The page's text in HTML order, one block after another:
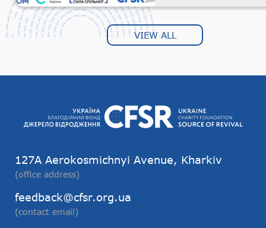
VIEW ALL
127А Aerokosmichnyi Avenue, Kharkiv
(office address)
feedback@cfsr.org.ua
(contact email)